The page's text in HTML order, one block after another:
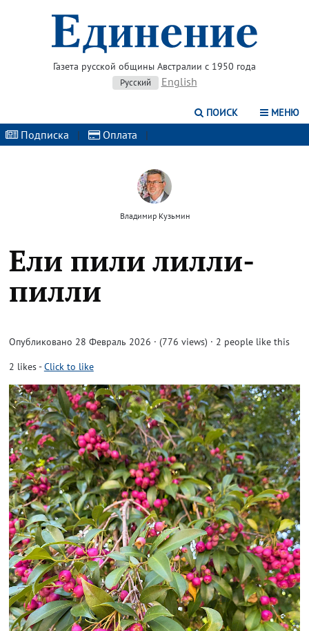
Газета русской общины Австралии с 1950 года
Русский English
ПОИСК МЕНЮ
Подписка | Оплата |
Владимир Кузьмин
Ели пили лилли-
пилли
Опубликовано 28 Февраль 2026 · (776 views) · 2 people like this
2 likes-Click to like